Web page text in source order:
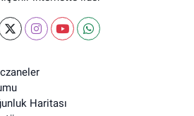
Haritası